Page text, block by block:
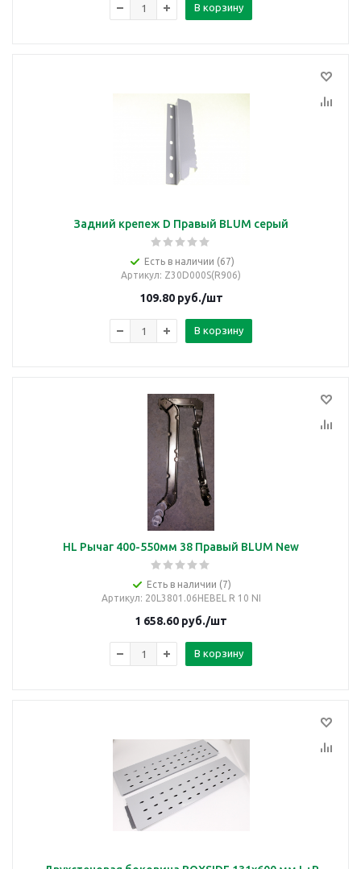
В корзину
Задний крепеж D Правый BLUM серый
Есть в наличии (67)
Артикул: Z30D000S(R906)
109.80руб./шт
В корзину
HL Рычаг 400-550мм 38 Правый BLUM New
Есть в наличии (7)
Артикул: 20L3801.06HEBEL R 10 NI
1 658.60 руб./шт
В корзину